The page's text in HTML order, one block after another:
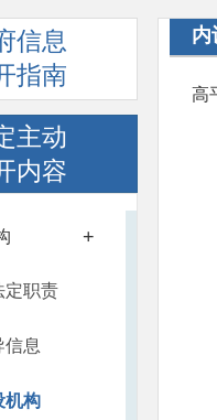
信息
指南
主动
内容
+
定职责
信息
机构
内
高